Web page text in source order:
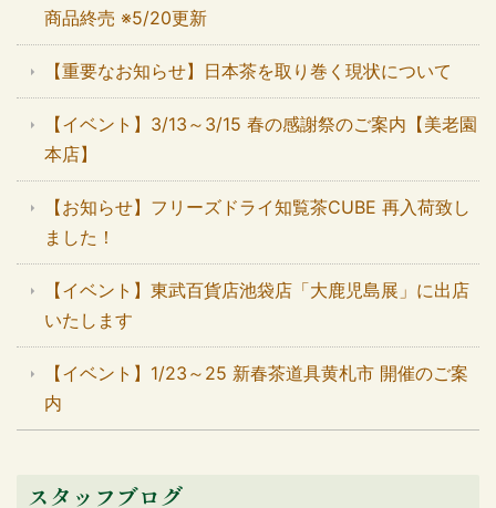
商品終売 ※5/20更新
【重要なお知らせ】日本茶を取り巻く現状について
【イベント】3/13～3/15 春の感謝祭のご案内【美老園
本店】
【お知らせ】フリーズドライ知覧茶CUBE 再入荷致し
ました！
【イベント】東武百貨店池袋店「大鹿児島展」に出店
いたします
【イベント】1/23～25 新春茶道具黄札市 開催のご案
内
スタッフブログ